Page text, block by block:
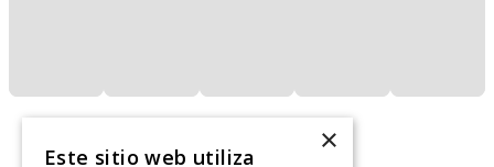
×
Este sitio web utiliza